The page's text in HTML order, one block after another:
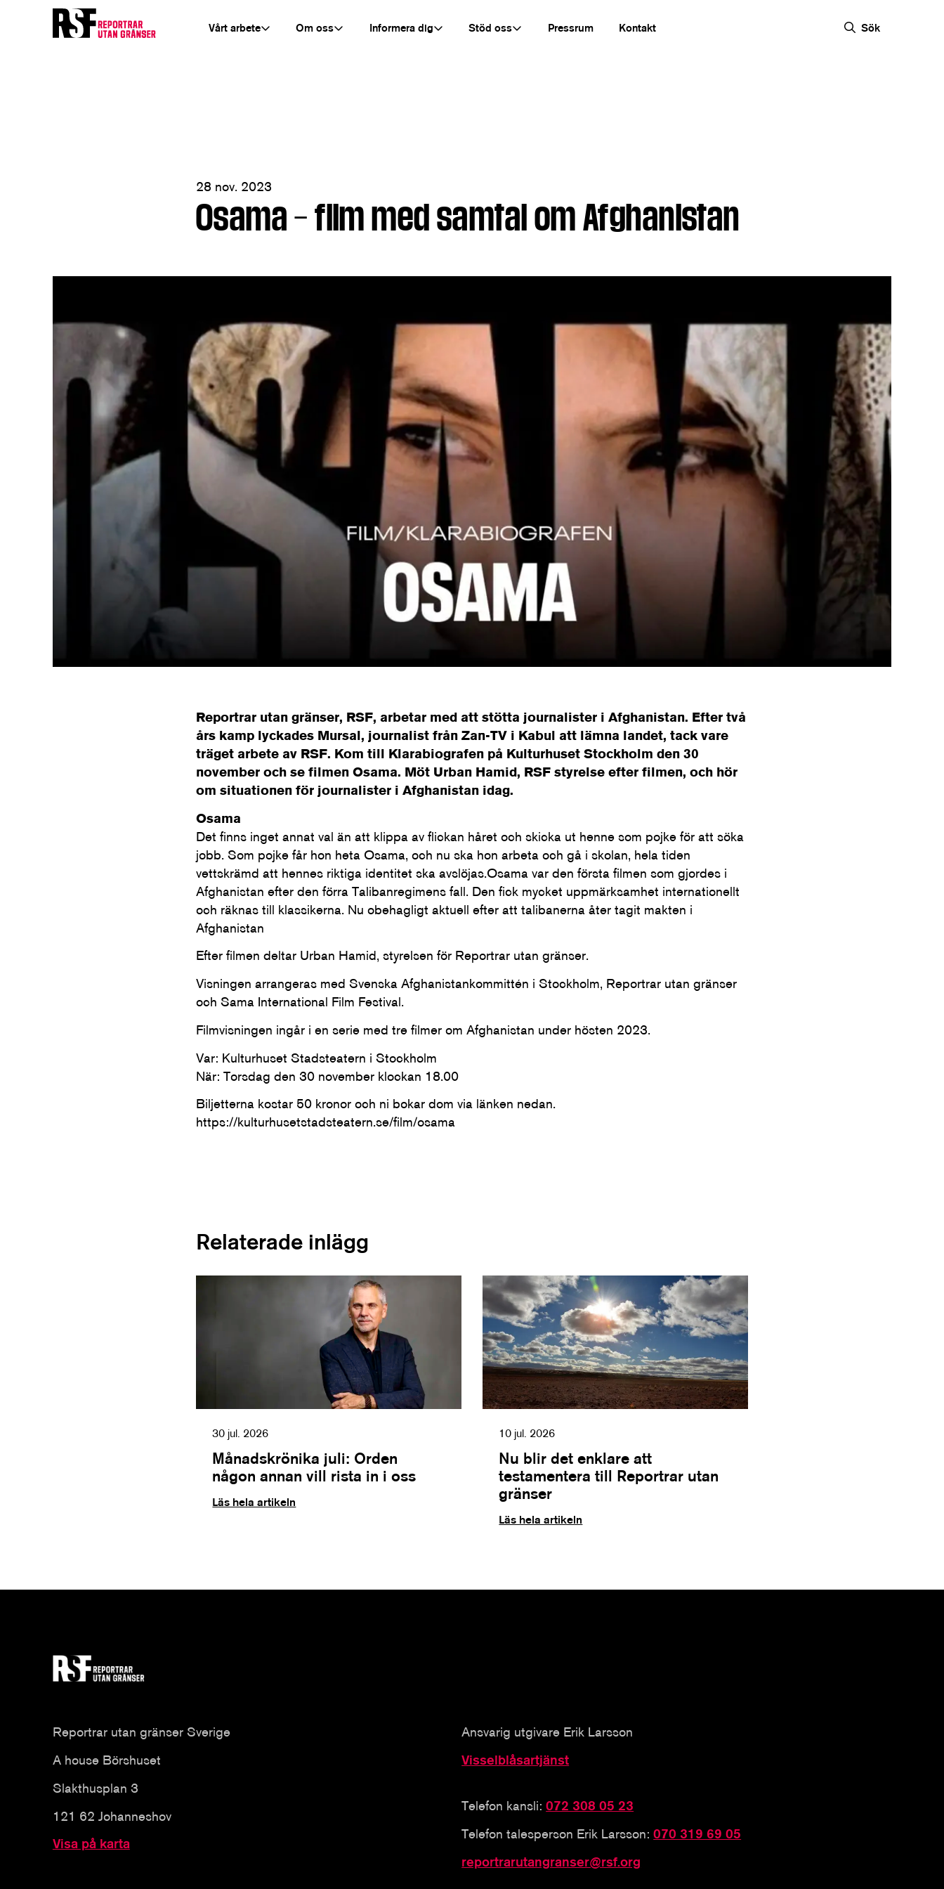
Vårt arbete Om oss Informera dig Stöd oss Pressrum Kontakt Sök
28 nov. 2023
Osama – film med samtal om Afghanistan
Reportrar utan gränser, RSF, arbetar med att stötta journalister i Afghanistan. Efter två
års kamp lyckades Mursal, journalist från Zan-TV i Kabul att lämna landet, tack vare
träget arbete av RSF. Kom till Klarabiografen på Kulturhuset Stockholm den 30
november och se filmen Osama. Möt Urban Hamid, RSF styrelse efter filmen, och hör
om situationen för journalister i Afghanistan idag.
Osama
Det finns inget annat val än att klippa av flickan håret och skicka ut henne som pojke för att söka
jobb. Som pojke får hon heta Osama, och nu ska hon arbeta och gå i skolan, hela tiden
vettskrämd att hennes riktiga identitet ska avslöjas.Osama var den första filmen som gjordes i
Afghanistan efter den förra Talibanregimens fall. Den fick mycket uppmärksamhet internationellt
och räknas till klassikerna. Nu obehagligt aktuell efter att talibanerna åter tagit makten i
Afghanistan
Efter filmen deltar Urban Hamid, styrelsen för Reportrar utan gränser.
Visningen arrangeras med Svenska Afghanistankommittén i Stockholm, Reportrar utan gränser
och Sama International Film Festival.
Filmvisningen ingår i en serie med tre filmer om Afghanistan under hösten 2023.
Var: Kulturhuset Stadsteatern i Stockholm
När: Torsdag den 30 november klockan 18.00
Biljetterna kostar 50 kronor och ni bokar dom via länken nedan.
https://kulturhusetstadsteatern.se/film/osama
Relaterade inlägg
30 jul. 2026
Månadskrönika juli: Orden
någon annan vill rista in i oss
Läs hela artikeln
10 jul. 2026
Nu blir det enklare att
testamentera till Reportrar utan
gränser
Läs hela artikeln
Reportrar utan gränser Sverige
A house Börshuset
Slakthusplan 3
121 62 Johanneshov
Visa på karta
Ansvarig utgivare Erik Larsson
Visselblåsartjänst
Telefon kansli:072 308 05 23
Telefon talesperson Erik Larsson:070 319 69 05
reportrarutangranser@rsf.org